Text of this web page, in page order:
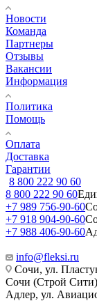
Новости
Команда
Партнеры
Отзывы
Вакансии
Информация
Политика
Помощь
Оплата
Доставка
Гарантии
8 800 222 90 60
8 800 222 90 60
+7 989 756-90-60
+7 918 904-90-60
+7 988 406-90-60
info@fleksi.ru
Сочи, ул.
Сочи (Строй
Адлер, ул.